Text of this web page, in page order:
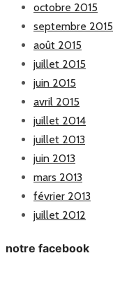
octobre 2015
septembre 2015
août 2015
juillet 2015
juin 2015
avril 2015
juillet 2014
juillet 2013
juin 2013
mars 2013
février 2013
juillet 2012
notre facebook